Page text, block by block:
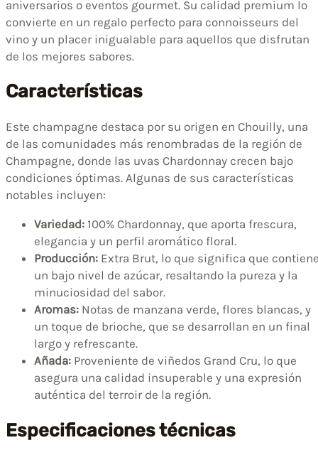
aniversarios o eventos gourmet. Su calidad premium lo
convierte en un regalo perfecto para connoisseurs del
vino y un placer inigualable para aquellos que disfrutan
de los mejores sabores.
Características
Este champagne destaca por su origen en Chouilly, una
de las comunidades más renombradas de la región de
Champagne, donde las uvas Chardonnay crecen bajo
condiciones óptimas. Algunas de sus características
notables incluyen:
Variedad: 100% Chardonnay, que aporta frescura,
elegancia y un perfil aromático floral.
Producción: Extra Brut, lo que significa que
un bajo nivel de azúcar, resaltando la pureza y la
minuciosidad del sabor.
Aromas: Notas de manzana verde, flores blancas, y
un toque de brioche, que se desarrollan en un final
largo y refrescante.
Añada: Proveniente de viñedos Grand Cru, lo que
asegura una calidad insuperable y una expresión
auténtica del terroir de la región.
Especificaciones técnicas